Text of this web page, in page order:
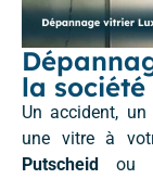
la
Un accident,
une vitre à
Putscheid ou